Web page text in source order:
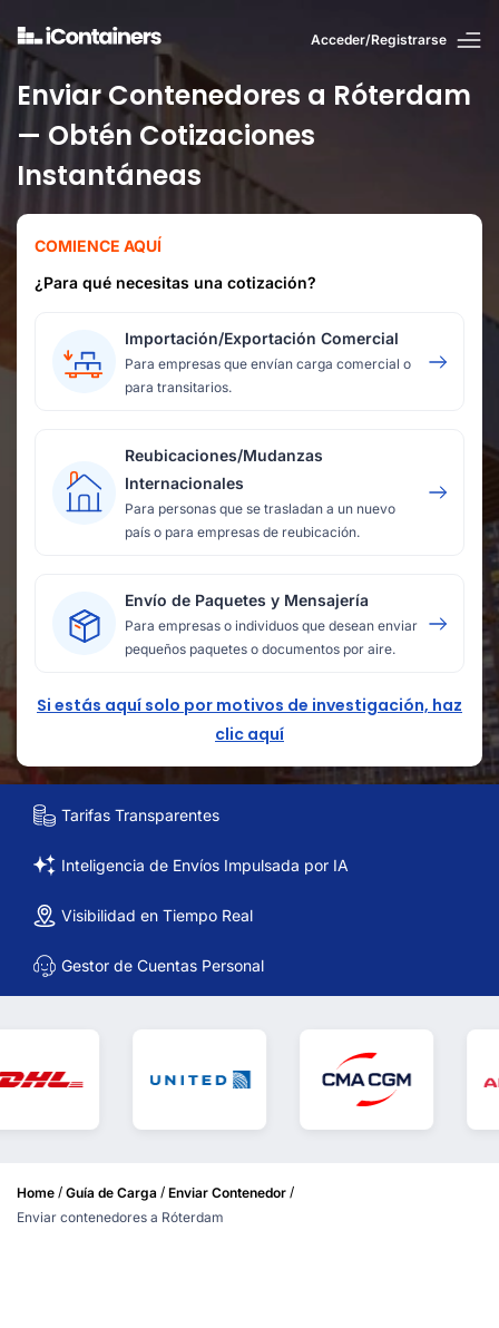
Acceder/Registrarse
Enviar Contenedores a Róterdam
— Obtén Cotizaciones
Instantáneas
COMIENCE AQUÍ
¿Para qué necesitas una cotización?
Importación/Exportación Comercial
Para empresas que envían carga comercial o
para transitarios.
Reubicaciones/Mudanzas
Internacionales
Para personas que se trasladan a un nuevo
país o para empresas de reubicación.
Envío de Paquetes y Mensajería
Para empresas o individuos que desean enviar
pequeños paquetes o documentos por aire.
Si estás aquí solo por motivos de investigación, haz
clic aquí
Tarifas Transparentes
Inteligencia de Envíos Impulsada por IA
Visibilidad en Tiempo Real
Gestor de Cuentas Personal
Home / Guía de Carga / Enviar Contenedor /
Enviar contenedores a Róterdam